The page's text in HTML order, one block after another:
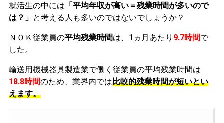
就活生の中には 「平均年収が高い＝残業時間が多いので
は？」 と考える人も多いのではないでしょうか？
ＮＯＫ従業員の平均残業時間は、1ヵ月あたり 9.7時間で
した。
輸送用機械器具製造業で働く従業員の平均残業時間は
18.8時間のため、業界内では比較的残業時間が短いとい
えます。